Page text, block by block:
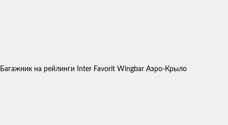
Багажник на рейлинги Inter Favorit Wingbar Аэро-Крыло